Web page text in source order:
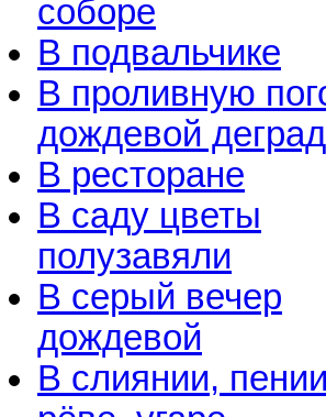
соборе
В подвальчике
В проливную
дождевой
В ресторане
В саду цветы
полузавяли
В серый вечер
дождевой
В слиянии,